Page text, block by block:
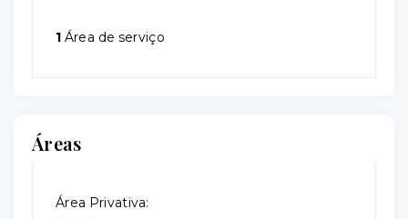
1 Área de serviço
Áreas
Área Privativa: